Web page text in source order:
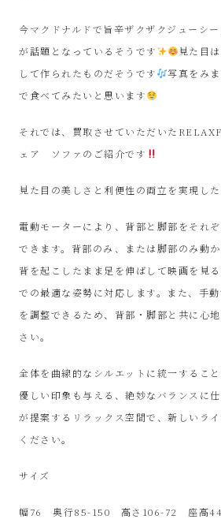
ル
シ
ョ
シ
ン
プ
ー
SinPooh
今マクドナルドで旨辛ザクザクジューシ
が話題となっているそうです
見た目
して作られたものだそうです
写真をみ
で食べてみたいと思います
それでは、買取させていただいた
ェア ソファのご紹介です
見た目の美しさと利便性の両立を実現した
電動モーターにより、背部と脚部をそれ
できます。背部のみ、または脚部のみ動か
背を起こしたまま足を伸ばして映画を見
での最適な姿勢に対応します。また、手
を調整できるため、背部・脚部と共に心
さい。
全体を曲線的なシルエットに統一するこ
優しい印象も与える、絶妙なバランスに
が提案するリラックス空間で、新しいラ
ください。
サイズ
幅76 奥行85-150 高さ106-72 座高